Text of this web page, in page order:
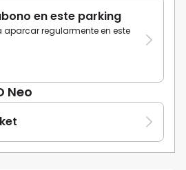
en este parking
aparcar regularmente en este
Neo